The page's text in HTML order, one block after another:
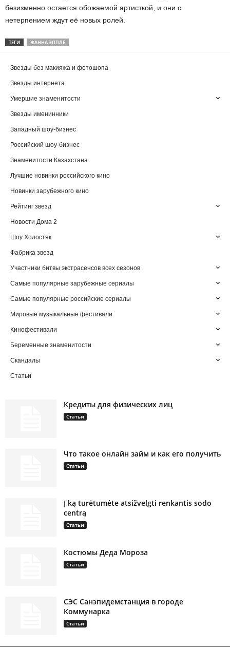
безизменно остается обожаемой артисткой, и они с
нетерпением ждут её новых ролей.
ТЕГИ ЖАННА ЭППЛЕ
Звезды без макияжа и фотошопа
Звезды интернета
Умершие знаменитости
Звезды именинники
Западный шоу-бизнес
Российский шоу-бизнес
Знаменитости Казахстана
Лучшие новинки российского кино
Новинки зарубежного кино
Рейтинг звезд
Новости Дома 2
Шоу Холостяк
Фабрика звезд
Участники битвы экстрасенсов всех сезонов
Самые популярные зарубежные сериалы
Самые популярные российские сериалы
Мировые музыкальные фестивали
Кинофестивали
Беременные знаменитости
Скандалы
Статьи
Кредиты для физических лиц
Статьи
Что такое онлайн займ и как его получить
Статьи
Į ką turėtumėte atsižvelgti renkantis sodo
centrą
Статьи
Костюмы Деда Мороза
Статьи
СЭС Санэпидемстанция в городе
Коммунарка
Статьи